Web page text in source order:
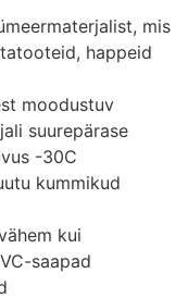
mis
happeid
moodustuv
suurepärase
-30C
kummikud
kui
saapad